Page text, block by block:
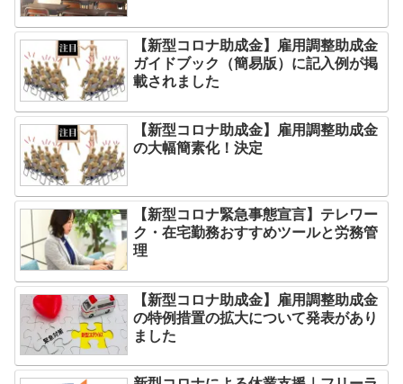
【新型コロナ助成金】雇用調整助成金
ガイドブック（簡易版）に記入例が掲
載されました
【新型コロナ助成金】雇用調整助成金
の大幅簡素化！決定
【新型コロナ緊急事態宣言】テレワー
ク・在宅勤務おすすめツールと労務管
理
【新型コロナ助成金】雇用調整助成金
の特例措置の拡大について発表があり
ました